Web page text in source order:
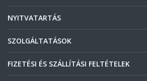
NYITVATARTÁS
SZOLGÁLTATÁSOK
FIZETÉSI ÉS SZÁLLÍTÁSI FELTÉTELEK